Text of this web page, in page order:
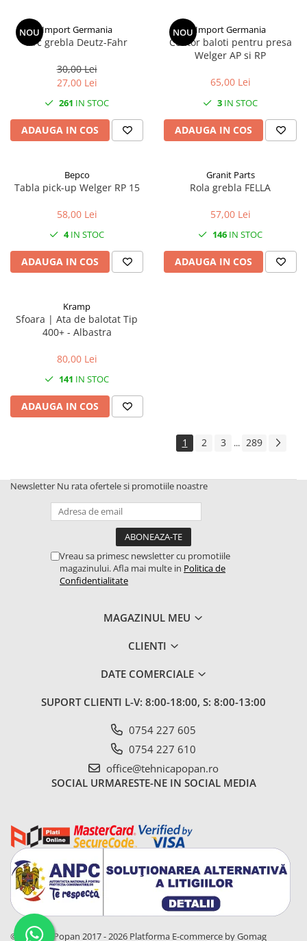
2.2.1. Administrare Dejectii
2.2.2. Administrare gunoi grajd
2.3. Erbicidare & Irigare
2.3.1 Erbicidare
2.4. Utilaje de recoltare
2.4.1. Piese Cositoare
2.4.2. Piese Greble
2.4.3. Prese de Balotat
2.4.4. Combine
2.4.5. Diverse
2.5. Zootehnie
2.5.2. Garduri electrice
2.5.4. Accesorii insilozare si
Deutz-Fahr
2.6.1. Echipamente atasabile
2.6.2. Piese de schimb si accesorii
3. Industrie & Atelier
3.1. Aditivi si adjuvanti (spray)
3.2. Vopsele, Spray-uri &
Grunduri
3.2.2. Granit
NOUImport Germania
Arc grebla Deutz-Fahr
30,00 Lei
27,00 Lei
261 IN STOC
ADAUGA IN COS
NOUImport Germania
Contor baloti pentru presa
Welger AP si RP
65,00 Lei
3 IN STOC
ADAUGA IN COS
Bepco
Tabla pick-up Welger RP 15
58,00 Lei
4IN STOC
ADAUGA IN COS
Granit Parts
Rola grebla FELLA
57,00 Lei
146 IN STOC
ADAUGA IN COS
Kramp
Sfoara | Ata de balotat Tip
400+ - Albastra
80,00 Lei
141 IN STOC
ADAUGA IN COS
1 2 3 ... 289
Newsletter Nu rata ofertele si promotiile noastre
Vreau sa primesc newsletter cu promotiile
magazinului. Afla mai multe in Politica de
Confidentialitate
MAGAZINUL MEU
CLIENTI
DATE COMERCIALE
SUPORT CLIENTI L-V: 8:00-18:00, S: 8:00-13:00
0754 227 605
0754 227 610
office@tehnicapopan.ro
SOCIAL URMARESTE-NE IN SOCIAL MEDIA
© Tehnica Popan 2017 - 2026 Platforma E-commerce by Gomag